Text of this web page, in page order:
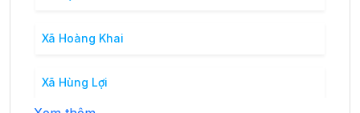
Xã Hoàng Khai
Xã Hùng Lợi